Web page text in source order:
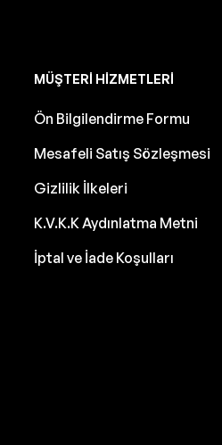
MÜŞTERI HIZMETLERI
Ön Bilgilendirme Formu
Mesafeli Satış Sözleşmesi
Gizlilik İlkeleri
K.V.K.K Aydınlatma Metni
İptal ve İade Koşulları